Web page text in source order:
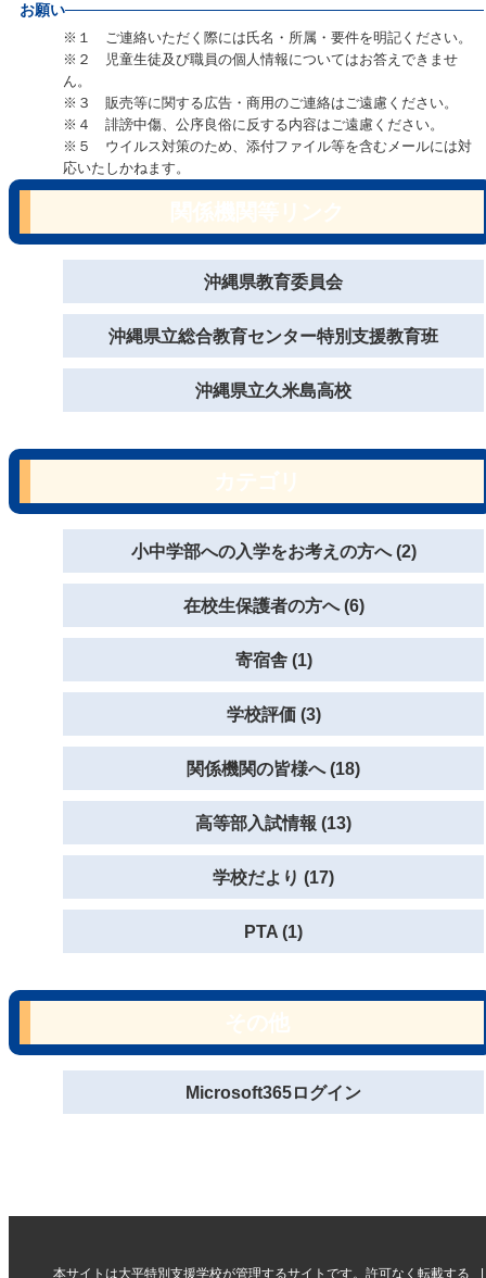
お願い
※１ ご連絡いただく際には氏名・所属・要件を明記ください。
※２ 児童生徒及び職員の個人情報についてはお答えできませ
ん。
※３ 販売等に関する広告・商用のご連絡はご遠慮ください。
※４ 誹謗中傷、公序良俗に反する内容はご遠慮ください。
※５ ウイルス対策のため、添付ファイル等を含むメールには対
応いたしかねます。
沖縄県教育委員会
沖縄県立総合教育センター特別支援教育班
沖縄県立久米島高校
小中学部への入学をお考えの方へ (2)
在校生保護者の方へ (6)
寄宿舎 (1)
学校評価 (3)
関係機関の皆様へ (18)
高等部入試情報 (13)
学校だより (17)
PTA (1)
Microsoft365ログイン
本サイトは大平特別支援学校が管理するサイトです。許可なく転載する